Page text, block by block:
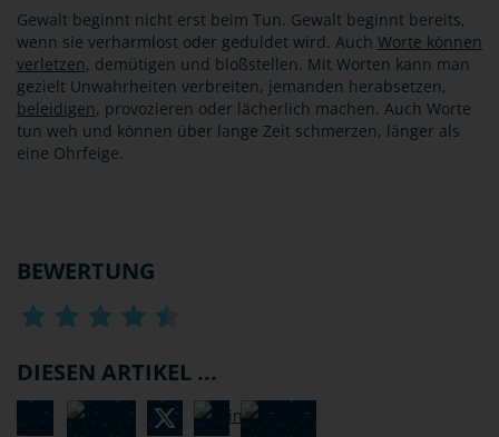
Gewalt beginnt nicht erst beim Tun. Gewalt beginnt bereits,
wenn sie verharmlost oder geduldet wird. Auch Worte können
verletzen, demütigen und bloßstellen. Mit Worten kann man
gezielt Unwahrheiten verbreiten, jemanden herabsetzen,
beleidigen, provozieren oder lächerlich machen. Auch Worte
tun weh und können über lange Zeit schmerzen, länger als
eine Ohrfeige.
BEWERTUNG
DIESEN ARTIKEL ...